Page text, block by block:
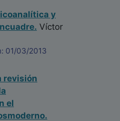
y
Víctor
01/03/2013
revisión
el